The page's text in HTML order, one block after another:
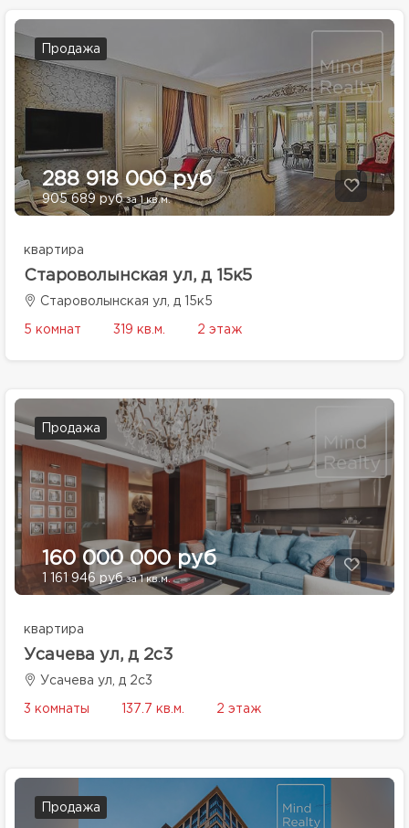
Продажа
288 918 000 руб
905 689 рубза 1 кв.м.
квартира
Староволынская ул, д 15к5
Староволынская ул, д 15к5
5 комнат 319 кв.м. 2 этаж
Продажа
160 000 000 руб
1 161 946 рубза 1 кв.м.
квартира
Усачева ул, д 2с3
Усачева ул, д 2с3
3 комнаты 137.7 кв.м. 2 этаж
Продажа